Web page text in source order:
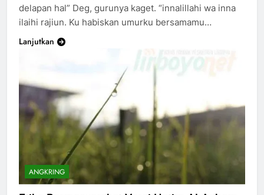
delapan hal” Deg, gurunya kaget. “innalillahi wa inna
ilaihi rajiun. Ku habiskan umurku bersamamu…
Lanjutkan
ANGKRING